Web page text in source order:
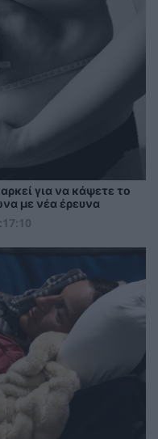
για να κάψετε το
με νέα έρευνα